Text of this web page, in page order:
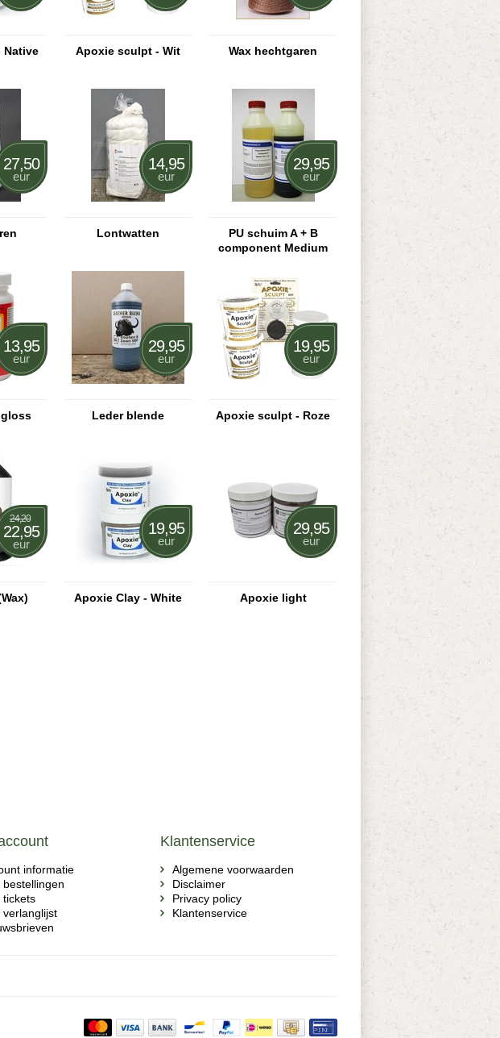
Native Apoxie sculpt - Wit Wax hechtgaren
27,50
eur
14,95
eur
Lontwatten
29,95
eur
PU schuim A + B
component Medium
13,95
eur
29,95
eur
Leder blende
19,95
eur
Apoxie sculpt - Roze
24,20
22,95
eur
19,95
eur
Apoxie Clay - White
29,95
eur
Apoxie light
informatie
bestellingen
tickets
verlanglijst
Klantenservice
Algemene voorwaarden
Disclaimer
Privacy policy
Klantenservice